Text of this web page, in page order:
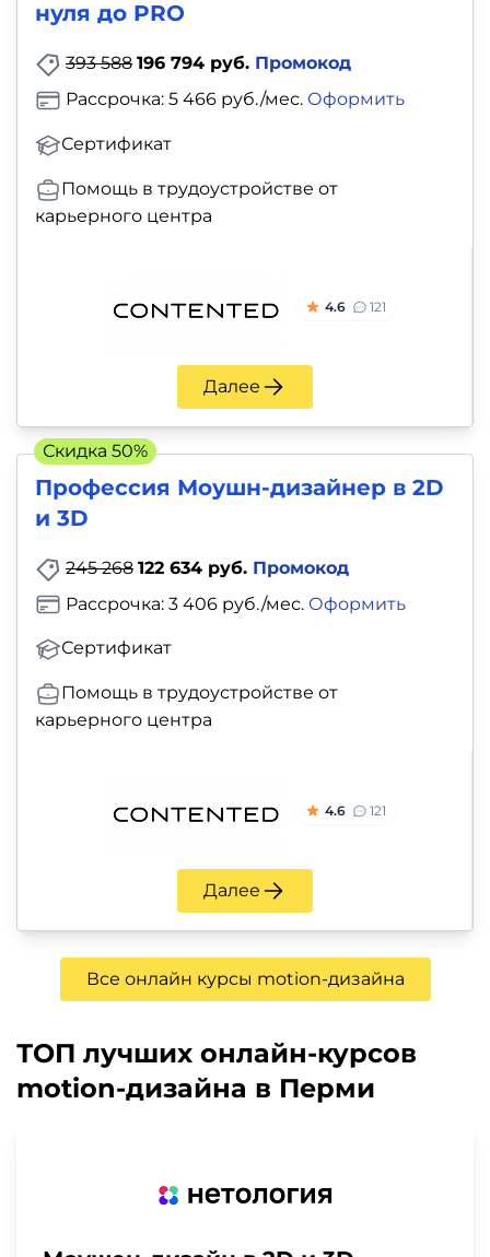
нуля до PRO
393 588 196 794 руб. Промокод
Сертификат
Рассрочка: 5 466 руб./мес. Оформить
Помощь в трудоустройстве от
карьерного центра
4.6 121
Далее
Профессия Моушн-дизайнер в 2D
и 3D
245 268 122 634 руб. Промокод
Сертификат
Рассрочка: 3 406 руб./мес. Оформить
Помощь в трудоустройстве от
карьерного центра
4.6 121
Далее
Скидка 50%
Все онлайн курсы motion-дизайна
ТОП лучших онлайн-курсов
motion-дизайна в Перми